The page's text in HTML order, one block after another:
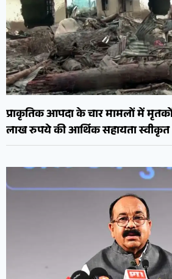
प्राकृतिक आपदा के चार मामलों में
लाख रुपये की आर्थिक सहायता स्वीकृत